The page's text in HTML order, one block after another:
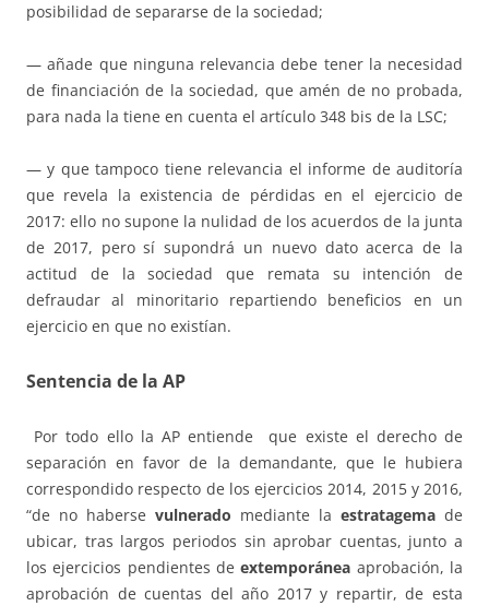
posibilidad de separarse de la sociedad;
— añade que ninguna relevancia debe tener la necesidad
de financiación de la sociedad, que amén de no probada,
para nada la tiene en cuenta el artículo 348 bis de la LSC;
— y que tampoco tiene relevancia el informe de auditoría
que revela la existencia de pérdidas en el ejercicio de
2017: ello no supone la nulidad de los acuerdos de la junta
de 2017, pero sí supondrá un nuevo dato acerca de la
actitud de la sociedad que remata su intención de
defraudar al minoritario repartiendo beneficios en un
ejercicio en que no existían.
Sentencia de la AP
Por todo ello la AP entiende que existe el derecho de
separación en favor de la demandante, que le hubiera
correspondido respecto de los ejercicios 2014, 2015 y 2016,
“de no haberse vulnerado mediante la estratagema de
ubicar, tras largos periodos sin aprobar cuentas, junto a
los ejercicios pendientes deextemporánea aprobación, la
aprobación de cuentas del año 2017 y repartir, de esta